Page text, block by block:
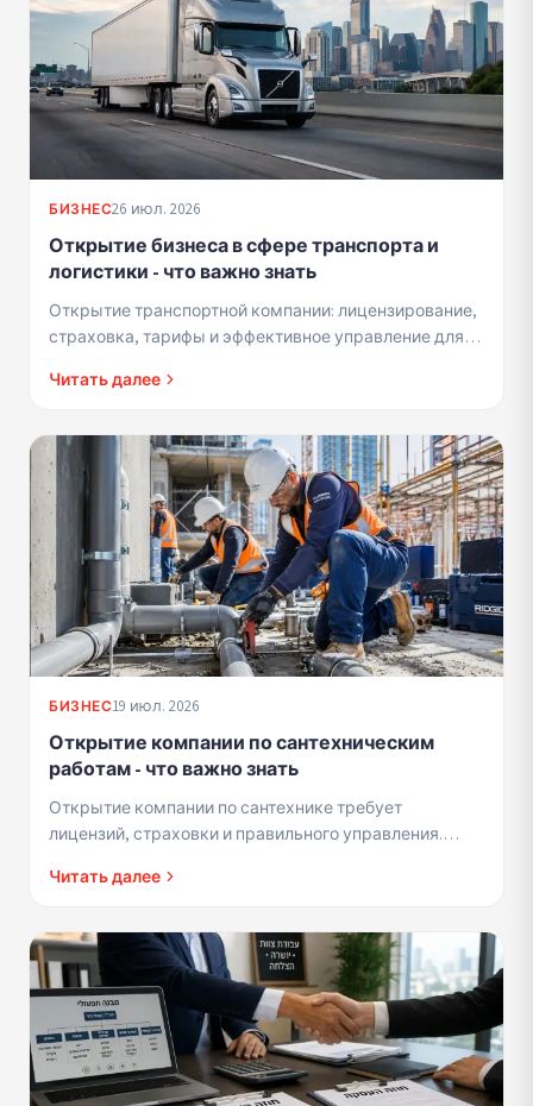
БИЗНЕС26 июл. 2026
Открытие бизнеса в сфере транспорта и
логистики - что важно знать
Открытие транспортной компании: лицензирование,
страховка, тарифы и эффективное управление для
Читать далее
БИЗНЕС19 июл. 2026
Открытие компании по сантехническим
работам - что важно знать
Открытие компании по сантехнике требует
лицензий, страховки и правильного управления.
в этой сфере.
Читать далее